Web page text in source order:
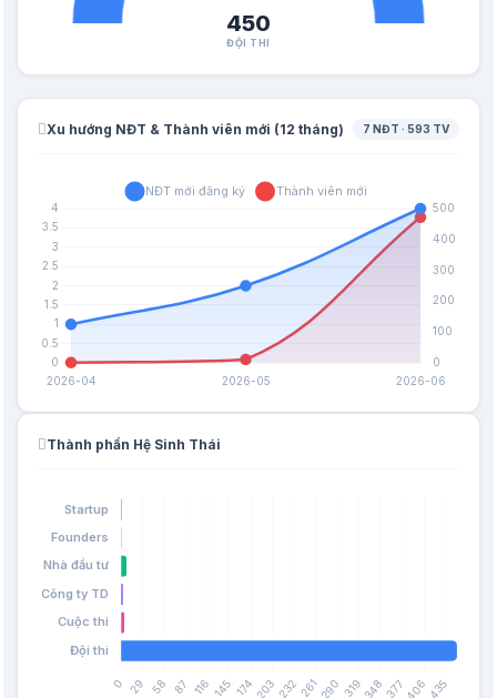
450
ĐỘI THI
Xu hướng NĐT & Thành viên mới (12 tháng) 7 NĐT · 593 TV
Thành phần Hệ Sinh Thái